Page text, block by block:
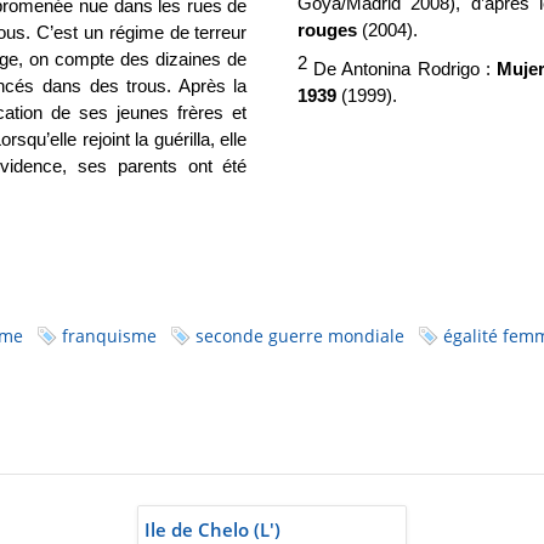
nue dans les rues de
C’est un régime de terreur
on compte des dizaines de
dans des trous. Après la
de ses jeunes frères et
rejoint la guérilla, elle
ses parents ont été
Goya/Madrid 2008),
rouges (2004).
2 De Antonina Rodrigo :
1939(1999).
franquisme seconde guerre mondiale égalité
Ile de Chelo (L')